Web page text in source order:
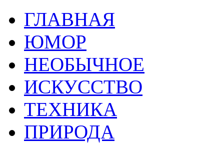
ГЛАВНАЯ
ЮМОР
НЕОБЫЧНОЕ
ИСКУССТВО
ТЕХНИКА
ПРИРОДА